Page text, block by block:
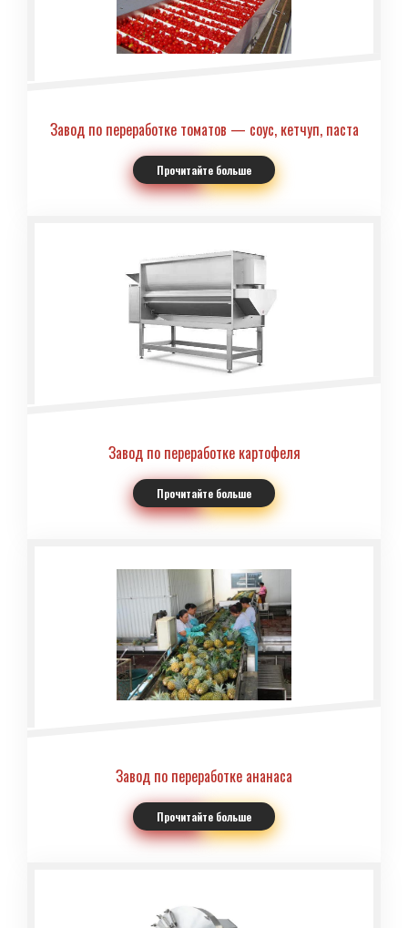
Завод по переработке томатов — соус, кетчуп, паста
Прочитайте больше
Завод по переработке картофеля
Прочитайте больше
Завод по переработке ананаса
Прочитайте больше